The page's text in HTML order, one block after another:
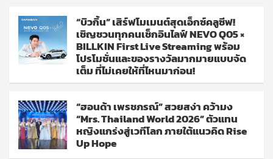
“บิวกิ้น” เสิร์ฟโมเมนต์สุดเอ็กซ์คลูซีฟ!
เชิญชวนทุกคนเช็กอินไลฟ์ NEVO Q05 ×
BILLKIN First Live Streaming พร้อม
โปรโมชั่นและของรางวัลมากมายแบบจัด
เต็ม ที่ไม่เคยให้ที่ไหนมาก่อน!
“ฮอนด้า เพรชภรณ์” สวยสง่า คว้ามง
“Mrs. Thailand World 2026” ตัวแทน
หญิงแกร่งสู่เวทีโลก ภายใต้แนวคิด Rise
Up Hope